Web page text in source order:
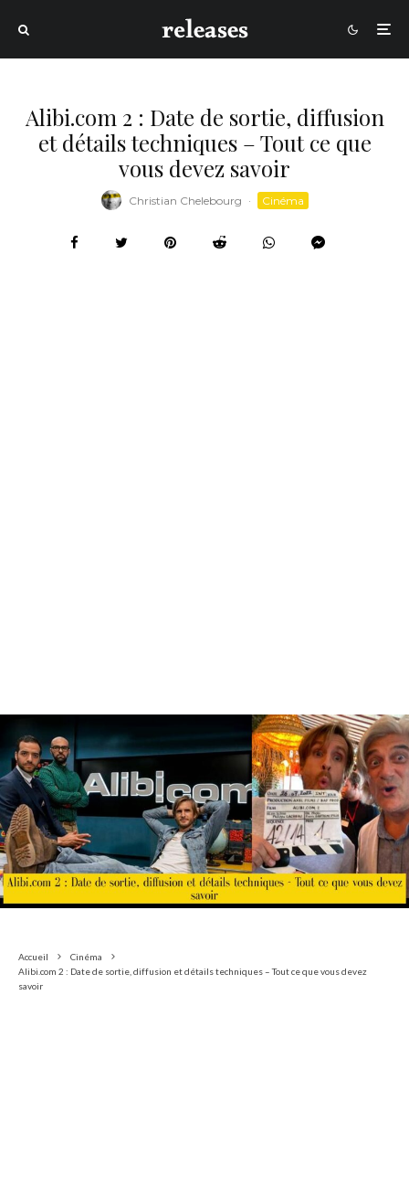
Alibi.com 2 : Date de sortie, diffusion
et détails techniques – Tout ce que
vous devez savoir
Christian Chelebourg · Cinéma
Accueil
Cinéma
Alibi.com 2 : Date de sortie, diffusion et détails techniques – Tout ce que vous devez
savoir